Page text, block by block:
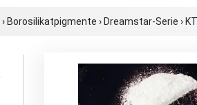
› Borosilikatpigmente › Dreamstar-Serie ›